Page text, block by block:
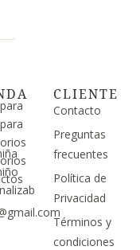
CLIENTE
Contacto
Preguntas
frecuentes
Política de
Privacidad
Términos y
condiciones